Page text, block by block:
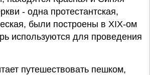
- одна протестантская,
были построены в XIX-ом
используются для проведения
путешествовать пешком,